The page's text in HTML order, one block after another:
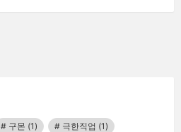
구몬 (1) 극한직업 (1)